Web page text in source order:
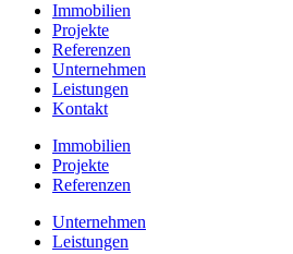
Immobilien
Projekte
Referenzen
Unternehmen
Leistungen
Kontakt
Immobilien
Projekte
Referenzen
Unternehmen
Leistungen